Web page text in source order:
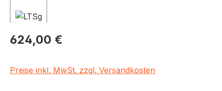
Regulärer Preis:
624,00 €
Preise inkl. MwSt. zzgl. Versandkosten